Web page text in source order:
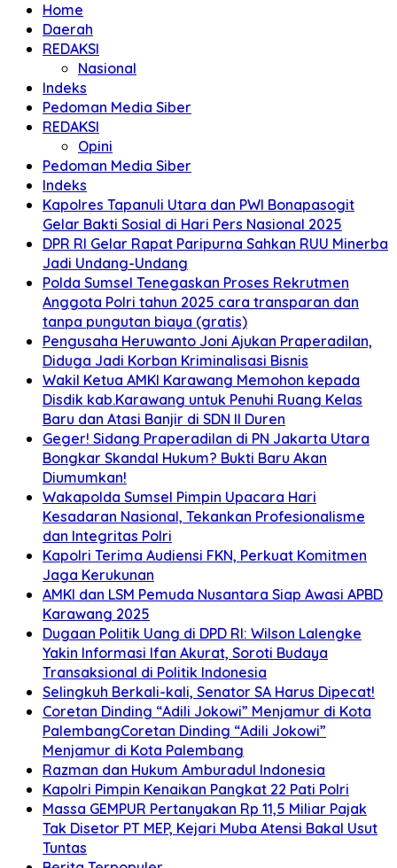
Home
Daerah
REDAKSI
Nasional
Indeks
Pedoman Media Siber
REDAKSI
Opini
Pedoman Media Siber
Indeks
Kapolres Tapanuli Utara dan PWI Bonapasogit
Gelar Bakti Sosial di Hari Pers Nasional 2025
DPR RI Gelar Rapat Paripurna Sahkan RUU Minerba
Jadi Undang-Undang
Polda Sumsel Tenegaskan Proses Rekrutmen
Anggota Polri tahun 2025 cara transparan dan
tanpa pungutan biaya (gratis)
Pengusaha Heruwanto Joni Ajukan Praperadilan,
Diduga Jadi Korban Kriminalisasi Bisnis
Wakil Ketua AMKI Karawang Memohon kepada
Disdik kab.Karawang untuk Penuhi Ruang Kelas
Baru dan Atasi Banjir di SDN II Duren
Geger! Sidang Praperadilan di PN Jakarta Utara
Bongkar Skandal Hukum? Bukti Baru Akan
Diumumkan!
Wakapolda Sumsel Pimpin Upacara Hari
Kesadaran Nasional, Tekankan Profesionalisme
dan Integritas Polri
Kapolri Terima Audiensi FKN, Perkuat Komitmen
Jaga Kerukunan
AMKI dan LSM Pemuda Nusantara Siap Awasi APBD
Karawang 2025
Dugaan Politik Uang di DPD RI: Wilson Lalengke
Yakin Informasi Ifan Akurat, Soroti Budaya
Transaksional di Politik Indonesia
Selingkuh Berkali-kali, Senator SA Harus Dipecat!
Coretan Dinding “Adili Jokowi” Menjamur di Kota
PalembangCoretan Dinding “Adili Jokowi”
Menjamur di Kota Palembang
Razman dan Hukum Amburadul Indonesia
Kapolri Pimpin Kenaikan Pangkat 22 Pati Polri
Massa GEMPUR Pertanyakan Rp 11,5 Miliar Pajak
Tak Disetor PT MEP, Kejari Muba Atensi Bakal Usut
Tuntas